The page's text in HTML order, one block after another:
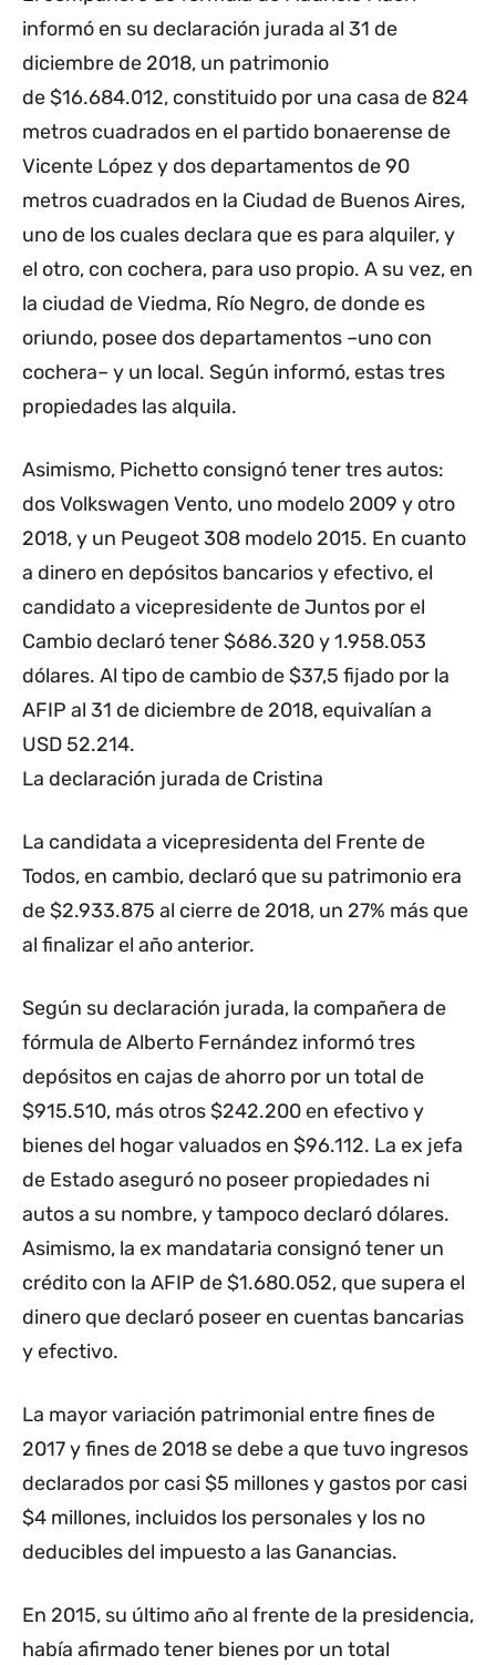
informó en su declaración jurada al 31 de
diciembre de 2018, un patrimonio
de $16.684.012, constituido por una casa de 824
metros cuadrados en el partido bonaerense de
Vicente López y dos departamentos de 90
metros cuadrados en la Ciudad de Buenos Aires,
uno de los cuales declara que es para alquiler, y
el otro, con cochera, para uso propio. A su vez, en
la ciudad de Viedma, Río Negro, de donde es
oriundo, posee dos departamentos –uno con
cochera– y un local. Según informó, estas tres
propiedades las alquila.
Asimismo, Pichetto consignó tener tres autos:
dos Volkswagen Vento, uno modelo 2009 y otro
2018, y un Peugeot 308 modelo 2015. En cuanto
a dinero en depósitos bancarios y efectivo, el
candidato a vicepresidente de Juntos por el
Cambio declaró tener $686.320 y 1.958.053
dólares. Al tipo de cambio de $37,5 fijado por la
AFIP al 31 de diciembre de 2018, equivalían a
USD 52.214.
La declaración jurada de Cristina
La candidata a vicepresidenta del Frente de
Todos, en cambio, declaró que su patrimonio era
de $2.933.875 al cierre de 2018, un 27% más que
al finalizar el año anterior.
Según su declaración jurada, la compañera de
fórmula de Alberto Fernández informó tres
depósitos en cajas de ahorro por un total de
$915.510, más otros $242.200 en efectivo y
bienes del hogar valuados en $96.112. La ex jefa
de Estado aseguró no poseer propiedades ni
autos a su nombre, y tampoco declaró dólares.
Asimismo, la ex mandataria consignó tener un
crédito con la AFIP de $1.680.052, que supera el
dinero que declaró poseer en cuentas bancarias
y efectivo.
La mayor variación patrimonial entre fines de
2017 y fines de 2018 se debe a que tuvo ingresos
declarados por casi $5 millones y gastos por casi
$4 millones, incluidos los personales y los no
deducibles del impuesto a las Ganancias.
En 2015, su último año al frente de la presidencia,
había afirmado tener bienes por un total